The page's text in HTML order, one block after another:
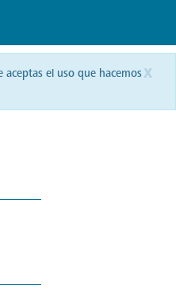
x
el uso que hacemos